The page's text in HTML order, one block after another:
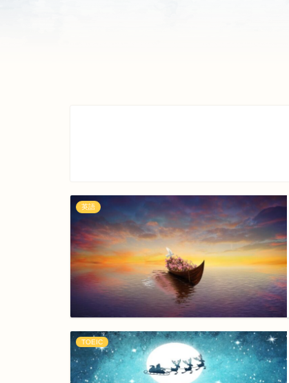
英語
TOEIC